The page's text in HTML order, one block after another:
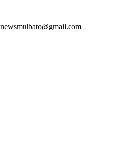
newsmulbato@gmail.com